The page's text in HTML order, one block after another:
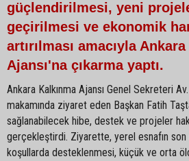
güçlendirilmesi, yeni
geçirilmesi ve ekonomik
artırılması amacıyla
Ajansı'na çıkarma yaptı.
Ankara Kalkınma Ajansı Genel Sekreteri
makamında ziyaret eden Başkan Fatih
sağlanabilecek hibe, destek ve projeler
gerçekleştirdi. Ziyarette, yerel esnafın
koşullarda desteklenmesi, küçük ve orta